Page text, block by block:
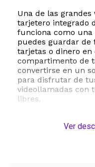
Una de las
tarjetero integrado
funciona como
puedes guardar de
tarjetas o dinero en
compartimento de
convertirse en un
para disfrutar de
videollamadas con
libres.
importante. Por
Ver